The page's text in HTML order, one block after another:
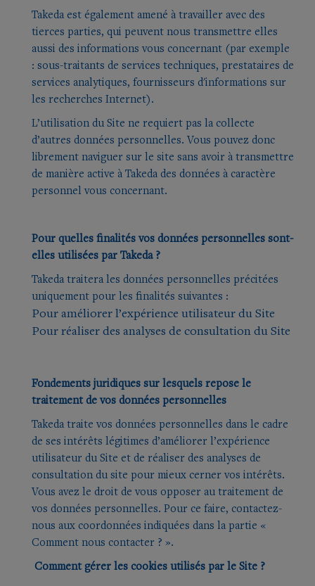
Takeda est également amené à travailler avec des
tierces parties, qui peuvent nous transmettre elles
aussi des informations vous concernant (par exemple
: sous-traitants de services techniques, prestataires de
services analytiques, fournisseurs d'informations sur
les recherches Internet).
L’utilisation du Site ne requiert pas la collecte
d’autres données personnelles. Vous pouvez donc
librement naviguer sur le site sans avoir à transmettre
de manière active à Takeda des données à caractère
personnel vous concernant.
Pour quelles finalités vos données personnelles sont-
elles utilisées par Takeda ?
Takeda traitera les données personnelles précitées
uniquement pour les finalités suivantes :
Pour améliorer l’expérience utilisateur du Site
Pour réaliser des analyses de consultation du Site
Fondements juridiques sur lesquels repose le
traitement de vos données personnelles
Takeda traite vos données personnelles dans le cadre
de ses intérêts légitimes d’améliorer l’expérience
utilisateur du Site et de réaliser des analyses de
consultation du site pour mieux cerner vos intérêts.
Vous avez le droit de vous opposer au traitement de
vos données personnelles. Pour ce faire, contactez-
nous aux coordonnées indiquées dans la partie «
Comment nous contacter ? ».
Comment gérer les cookies utilisés par le Site ?